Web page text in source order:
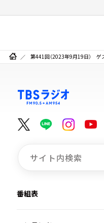
第441回（2023年9月19日） ゲ
番組表